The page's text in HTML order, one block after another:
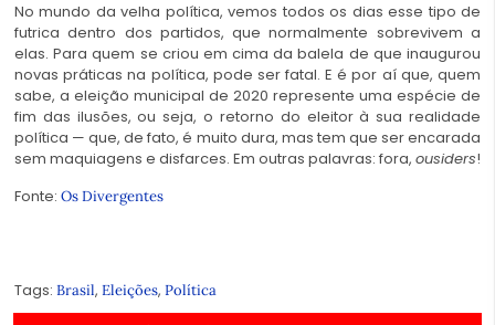
No mundo da velha política, vemos todos os dias esse tipo de
futrica dentro dos partidos, que normalmente sobrevivem a
elas. Para quem se criou em cima da balela de que inaugurou
novas práticas na política, pode ser fatal. E é por aí que, quem
sabe, a eleição municipal de 2020 represente uma espécie de
fim das ilusões, ou seja, o retorno do eleitor à sua realidade
política — que, de fato, é muito dura, mas tem que ser encarada
sem maquiagens e disfarces. Em outras palavras: fora, ousiders!
Fonte: Os Divergentes
Tags: Brasil, Eleições, Política